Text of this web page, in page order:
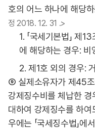
호의 어느 하나에 해당
정 2018. 12. 31 .>
1. 「국세기본법」 제
에 해당하는 경우: 비
2. 제1호 외의 경우:
⑨ 실제소유자가 제45
강제징수비를 체납한 경
대하여 강제징수를 하
우에는 「국세징수법」